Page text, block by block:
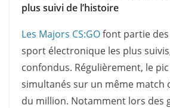
plus suivi de l’histoire
Les Majors CS:GOfont partie
sport électronique les plus
confondus. Régulièrement, le
simultanés sur un même match
du million. Notamment lors des